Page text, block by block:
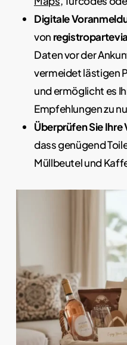
Digitale
von
Daten vor der
vermeidet lästigen
und ermöglicht es
Empfehlungen zu
Überprüfen Sie Ihre
dass genügend
Müllbeutel und